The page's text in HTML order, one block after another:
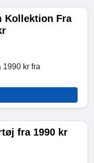
Kollektion Fra
1990 kr fra
fra 1990 kr